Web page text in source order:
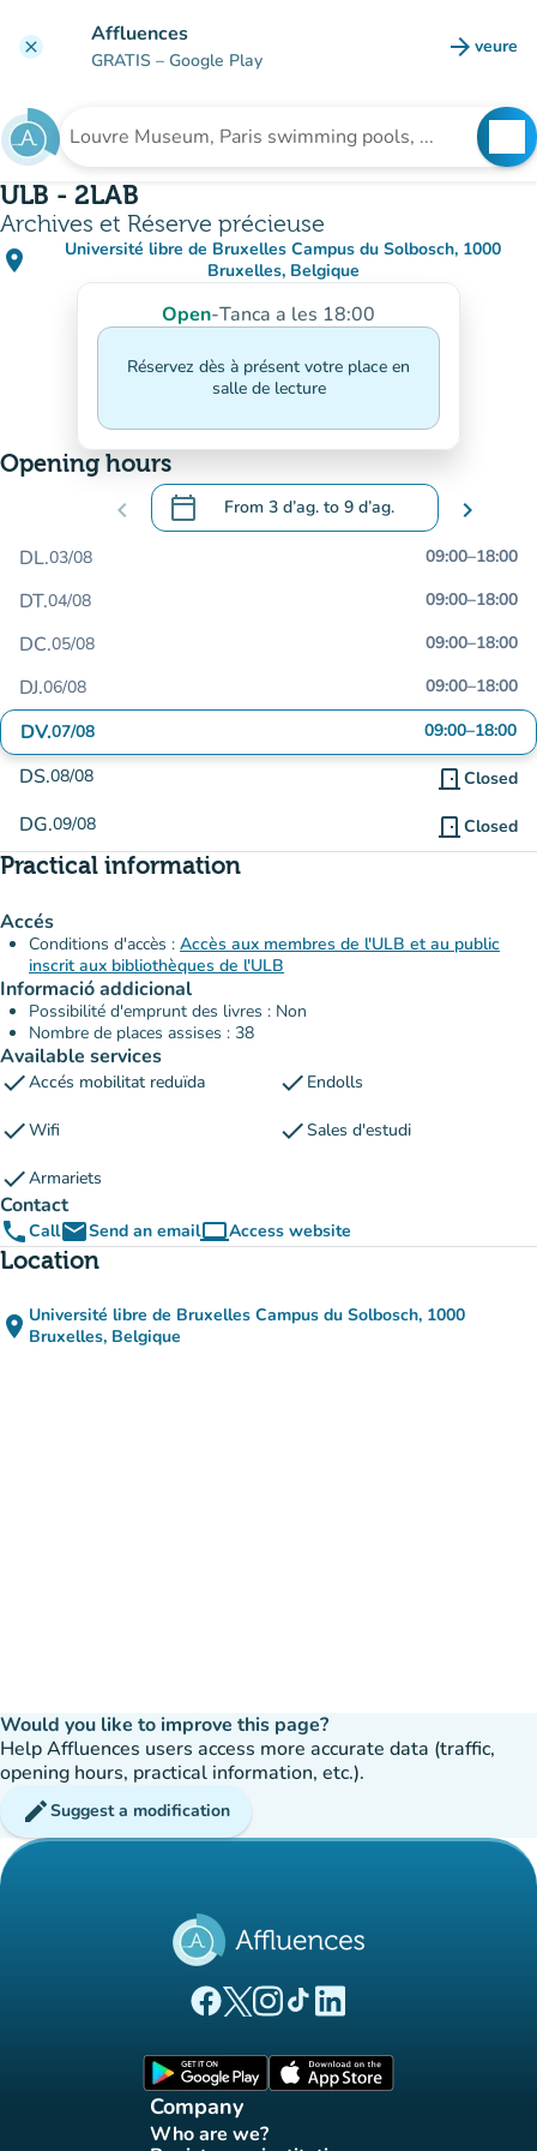
clear Affluences
GRATIS – Google Play arrow_forward veure
(new
Search for an institution
ULB - 2LAB
Archives et Réserve précieuse
place
Université libre de Bruxelles Campus du Solbosch, 1000
Bruxelles, Belgique
(open in Google Maps)
(new tab)
Open-Tanca a les 18:00
Réservez dès à présent votre place en
salle de lecture
Opening hours
chevron_left calendar_today From 3 d’ag. to 9 d’ag.
.Open the calendar to change dates
chevron_right
DL.03/08 09:00–18:00
DT.04/08 09:00–18:00
DC.05/08 09:00–18:00
DJ.06/08 09:00–18:00
DV.07/08 09:00–18:00
DS.08/08 door_front Closed
DG.09/08 door_front Closed
Practical information
Accés
Conditions d'accès : Accès aux membres de l'ULB et au public
inscrit aux bibliothèques de l'ULB
Informació addicional
Possibilité d'emprunt des livres : Non
Nombre de places assises : 38
Available services
checkAccés mobilitat reduïda check Endolls
checkWifi checkSales d'estudi
checkArmariets
Contact
phoneCallemailSend an emailcomputerAccess website
(new tab)
Location
place Université libre de Bruxelles Campus du Solbosch, 1000
Bruxelles, Belgique
Would you like to improve this page?
Help Affluences users access more accurate data (traffic,
opening hours, practical information, etc.).
editSuggest a modification
(new tab)
(new tab)
(new tab)(new tab)
(new tab)
Company
Who are we?
(new tab)